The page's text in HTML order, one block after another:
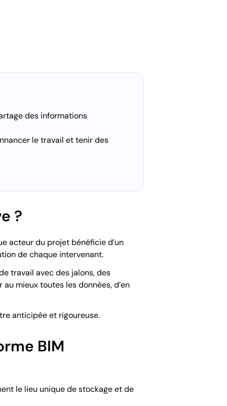
des informations
le travail et tenir des
?
acteur du projet bénéficie d’un
de chaque intervenant.
travail avec des jalons, des
mieux toutes les données, d’en
anticipée et rigoureuse.
BIM
le lieu unique de stockage et de